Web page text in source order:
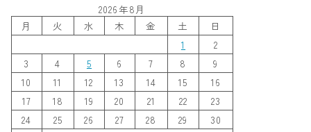
2026年8月
月
火 水 木 金 土
日
1
2
3
4 5 6 7 8
9
10
11 12 13 14 15
16
17
18 19 20 21 22
23
24
25 26 27 28 29
30